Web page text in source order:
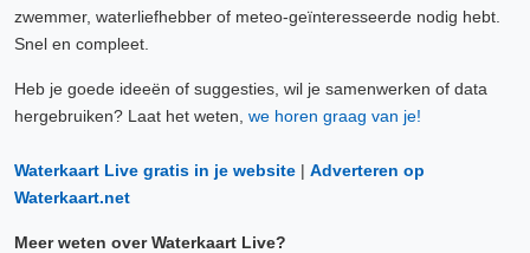
zwemmer, waterliefhebber of meteo-geïnteresseerde nodig hebt.
Snel en compleet.
Heb je goede ideeën of suggesties, wil je samenwerken of data
hergebruiken? Laat het weten, we horen graag van je!
Waterkaart Live gratis in je website | Adverteren op
Waterkaart.net
Meer weten over Waterkaart Live?